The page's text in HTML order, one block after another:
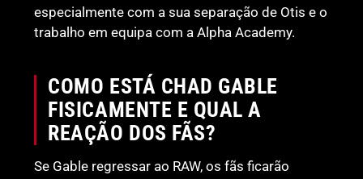
especialmente com a sua separação de Otis e o
trabalho em equipa com a Alpha Academy.
COMO ESTÁ CHAD GABLE
FISICAMENTE E QUAL A
REAÇÃO DOS FÃS?
Se Gable regressar ao RAW, os fãs ficarão